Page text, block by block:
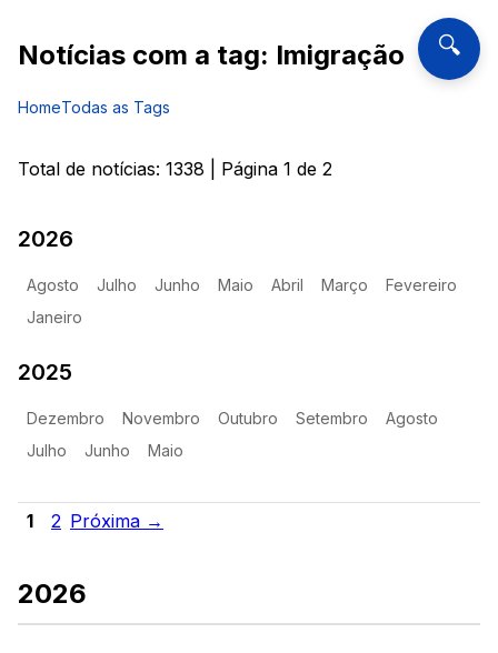
🔍
Notícias com a tag: Imigração
HomeTodas as Tags
Total de notícias: 1338 | Página 1 de 2
2026
Agosto Julho Junho Maio Abril Março
Fevereiro
Janeiro
2025
Dezembro Novembro Outubro Setembro
Agosto
Julho
Junho Maio
1 2 Próxima →
2026